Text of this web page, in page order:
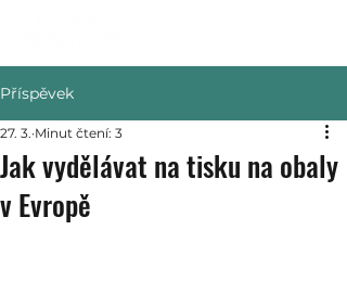
Příspěvek
Jak vydělávat na tisku na obaly
v Evropě
27. 3. Minut čtení: 3